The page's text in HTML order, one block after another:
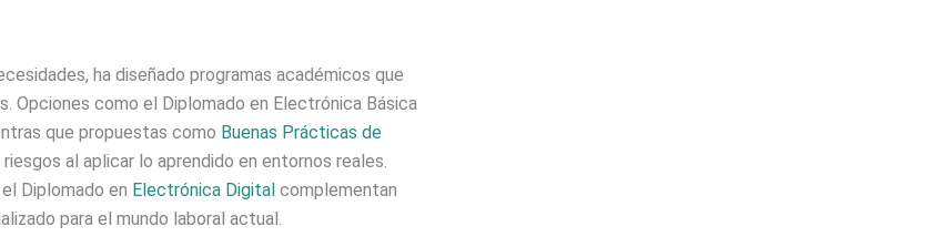
ha diseñado programas académicos que
Opciones como el Diplomado en Electrónica Básica
que propuestas como Buenas Prácticas de
al aplicar lo aprendido en entornos reales.
Diplomado en Electrónica Digital complementan
para el mundo laboral actual.